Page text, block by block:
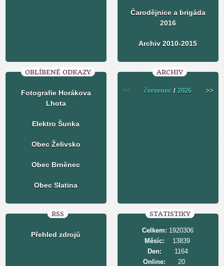
Čarodějnice a brigáda
2016
Archiv 2010-2015
OBLÍBENÉ ODKAZY
Fotografie Horákova
Lhota
Elektro Šunka
Obec Želivsko
Obec Brněnec
Obec Slatina
ARCHIV
<< červenec /2026 >>
RSS
Přehled zdrojů
STATISTIKY
Online: 20
Celkem: 1920306
Měsíc:
13839
Den:
1164